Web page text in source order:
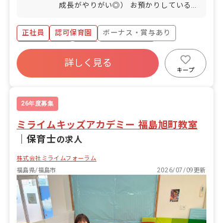
成長がやりがい◎） お預かりしている子
・食事・睡眠・排泄・清潔・衣類の着脱
等 ・集団生活を通じた社会性の装着 ・
行事の計画・実行、お知らせの作成
正社員 認可保育園
ボーナス・賞与あり
社会保険完備
有給
福利厚生充実
昇給昇進あり
産休育休制度
詳しく見る
キープ
26年度募集
ミライムキッズアカデミー 福島旭町教室
保育士の求人
株式会社ミライムフォーラム
福島県/福島市
2026/07/09更新